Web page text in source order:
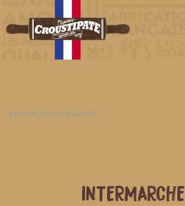
RETOUR AUX ACTUALITÉS
INTERMARCHE